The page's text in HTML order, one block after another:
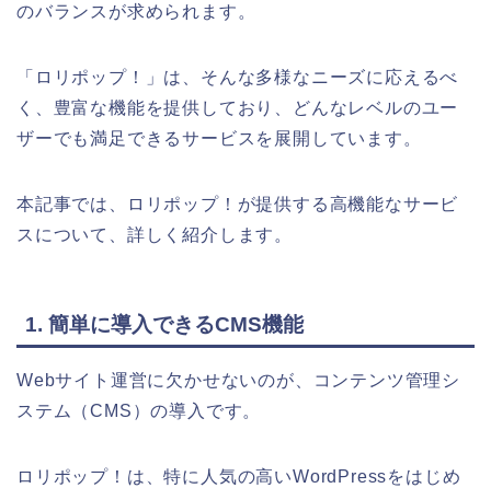
のバランスが求められます。
「ロリポップ！」は、そんな多様なニーズに応えるべ
く、豊富な機能を提供しており、どんなレベルのユー
ザーでも満足できるサービスを展開しています。
本記事では、ロリポップ！が提供する高機能なサービ
スについて、詳しく紹介します。
1. 簡単に導入できるCMS機能
Webサイト運営に欠かせないのが、コンテンツ管理シ
ステム（CMS）の導入です。
ロリポップ！は、特に人気の高いWordPressをはじめ